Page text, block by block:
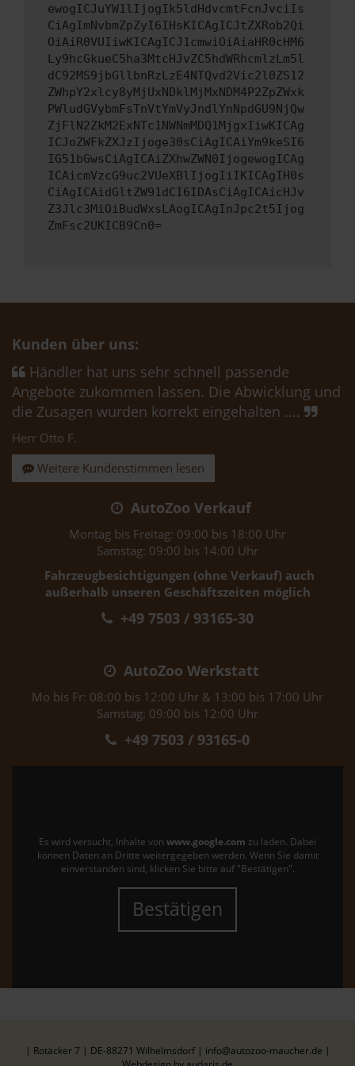
ewogICJuYW1lIjogIk5ldHdvcmtFcnJvciIs
CiAgImNvbmZpZyI6IHsKICAgICJtZXRob2Qi
OiAiR0VUIiwKICAgICJ1cmwiOiAiaHR0cHM6
Ly9hcGkueC5ha3MtcHJvZC5hdWRhcmlzLm5l
dC92MS9jbGllbnRzLzE4NTQvd2Vic2l0ZS12
ZWhpY2xlcy8yMjUxNDklMjMxNDM4P2ZpZWxk
PWludGVybmFsTnVtYmVyJndlYnNpdGU9NjQw
ZjFlN2ZkM2ExNTc1NWNmMDQ1MjgxIiwKICAg
ICJoZWFkZXJzIjoge30sCiAgICAiYm9keSI6
IG51bGwsCiAgICAiZXhwZWN0IjogewogICAg
ICAicmVzcG9uc2VUeXBlIjogIiIKICAgIH0s
CiAgICAidGltZW91dCI6IDAsCiAgICAicHJv
Z3Jlc3MiOiBudWxsLAogICAgInJpc2t5Ijog
ZmFsc2UKICB9Cn0=
Kunden über uns:
Händler hat uns sehr schnell passende
Angebote zukommen lassen. Die Abwicklung und
die Zusagen wurden korrekt eingehalten ....
Herr Otto F.
Weitere Kundenstimmen lesen
AutoZoo Verkauf
Montag bis Freitag: 09:00 bis 18:00 Uhr
Samstag: 09:00 bis 14:00 Uhr
Fahrzeugbesichtigungen (ohne Verkauf) auch
außerhalb unseren Geschäftszeiten möglich
+49 7503 / 93165-30
AutoZoo Werkstatt
Mo bis Fr: 08:00 bis 12:00 Uhr & 13:00 bis 17:00 Uhr
Samstag: 09:00 bis 12:00 Uhr
+49 7503 / 93165-0
Es wird versucht, Inhalte von www.google.com zu laden. Dabei
können Daten an Dritte weitergegeben werden. Wenn Sie damit
einverstanden sind, klicken Sie bitte auf "Bestätigen".
Bestätigen
| Rotäcker 7 | DE-88271 Wilhelmsdorf | info@autozoo-maucher.de |